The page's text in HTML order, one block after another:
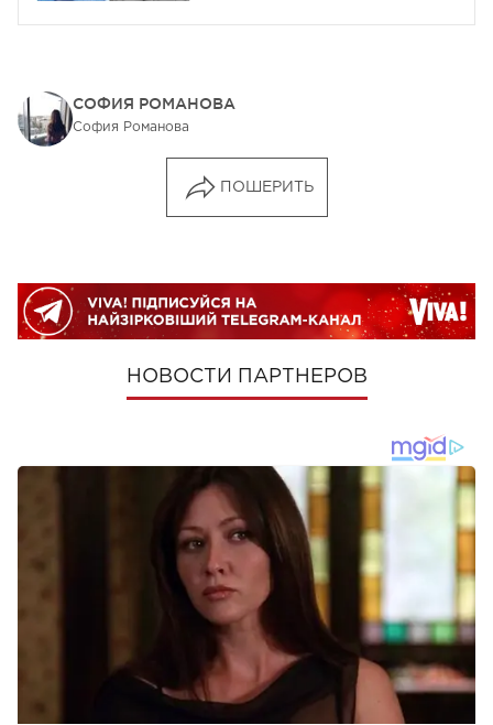
СОФИЯ РОМАНОВА
София Романова
ПОШЕРИТЬ
НОВОСТИ ПАРТНЕРОВ